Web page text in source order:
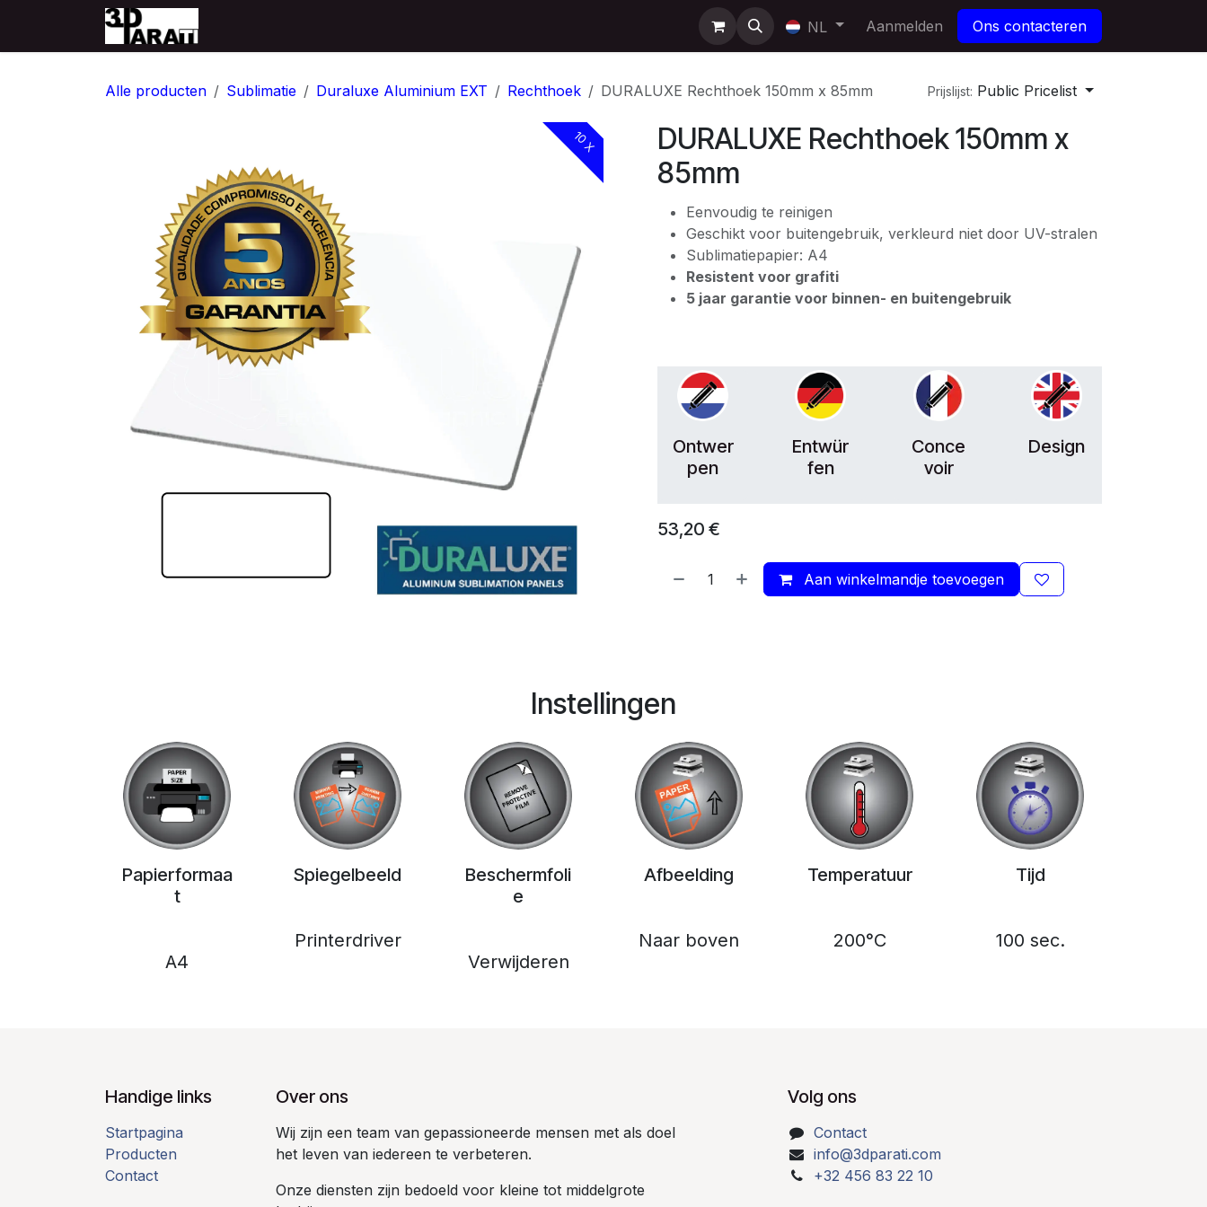
Overslaan naar inhoud
NL Aanmelden Ons contacteren
Alle producten Sublimatie Duraluxe Aluminium EXT Rechthoek DURALUXE Rechthoek 150mm x 85mm Prijslijst: Public Pricelist
10 X
DURALUXE Rechthoek 150mm x
85mm
Eenvoudig te reinigen
Geschikt voor buitengebruik, verkleurd niet door UV-stralen
Sublimatiepapier: A4
Resistent voor grafiti
5 jaar garantie voor binnen- en buitengebruik
Ontwer
pen
Entwür
fen
Conce
voir
Design
53,20 €
Aan winkelmandje toevoegen
Instellingen
Papierformaa
t
A4
Spiegelbeeld
Printerdriver
Beschermfoli
e
Verwijderen
Afbeelding
Naar boven
Temperatuur
200°C
Tijd
100 sec.
Handige links
Startpagina
Producten
Contact
Over ons
Wij zijn een team van gepassioneerde mensen met als doel
het leven van iedereen te verbeteren.
Onze diensten zijn bedoeld voor kleine tot middelgrote
Volg ons
Contact
info@3dparati.com
+32 456 83 22 10